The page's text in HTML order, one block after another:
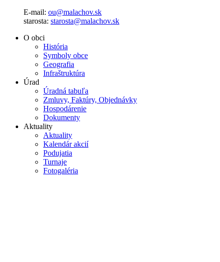
E-mail: ou@malachov.sk
starosta: starosta@malachov.sk
O obci
História
Symboly obce
Geografia
Infraštruktúra
Úrad
Úradná tabuľa
Zmluvy, Faktúry, Objednávky
Hospodárenie
Dokumenty
Aktuality
Aktuality
Kalendár akcií
Podujatia
Turnaje
Fotogaléria